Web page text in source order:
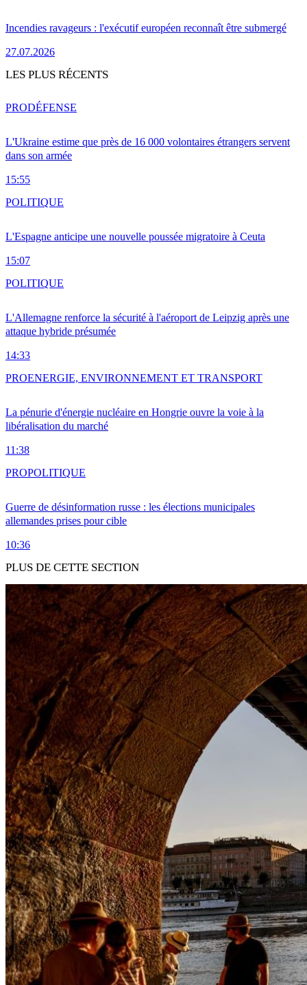
Incendies ravageurs : l'exécutif européen reconnaît être submergé
27.07.2026
LES PLUS RÉCENTS
L'Ukraine estime que près de 16 000 volontaires étrangers servent
dans son armée
15:55
PRODÉFENSE
L'Espagne anticipe une nouvelle poussée migratoire à Ceuta
15:07
POLITIQUE
L'Allemagne renforce la sécurité à l'aéroport de Leipzig après une
attaque hybride présumée
14:33
POLITIQUE
La pénurie d'énergie nucléaire en Hongrie ouvre la voie à la
libéralisation du marché
11:38
PROENERGIE, ENVIRONNEMENT ET TRANSPORT
Guerre de désinformation russe : les élections municipales
allemandes prises pour cible
10:36
PROPOLITIQUE
PLUS DE CETTE SECTION